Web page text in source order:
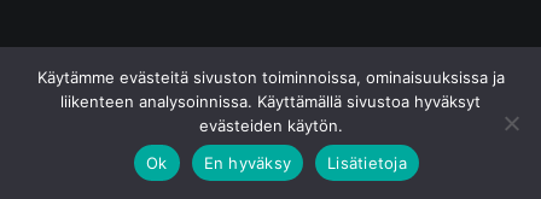
Käytämme evästeitä sivuston toiminnoissa, ominaisuuksissa ja
liikenteen analysoinnissa. Käyttämällä sivustoa hyväksyt
evästeiden käytön.
Ok
En hyväksy Lisätietoja